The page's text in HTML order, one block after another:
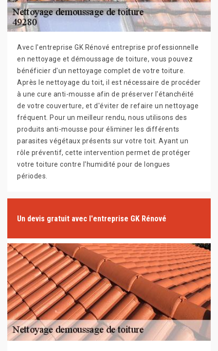
Avec l'entreprise GK Rénové entreprise professionnelle
en nettoyage et démoussage de toiture, vous pouvez
bénéficier d'un nettoyage complet de votre toiture.
Après le nettoyage du toit, il est nécessaire de procéder
à une cure anti-mousse afin de préserver l'étanchéité
de votre couverture, et d'éviter de refaire un nettoyage
fréquent. Pour un meilleur rendu, nous utilisons des
produits anti-mousse pour éliminer les différents
parasites végétaux présents sur votre toit. Ayant un
rôle préventif, cette intervention permet de protéger
votre toiture contre l'humidité pour de longues
périodes.
Un devis gratuit avec l'entreprise GK Rénové